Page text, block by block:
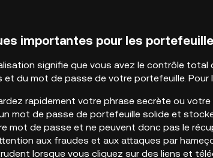
importantes pour les
signifie que vous avez le contrôle
et du mot de passe de votre portefeuille. Pour
rapidement votre phrase secrète ou
mot de passe de portefeuille solide et
mot de passe et ne peuvent donc pas le
aux fraudes et aux attaques par
lorsque vous cliquez sur des liens et